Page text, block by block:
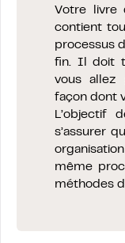
Votre livre
contient
processus
fin. Il doit
vous allez
façon dont
L’objectif
s’assurer
même
méthodes